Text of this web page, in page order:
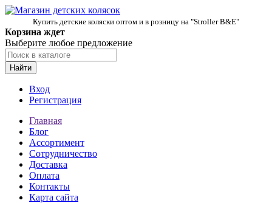
Купить детские коляски оптом и в розницу на "Stroller B&E"
Корзина ждет
Выберите любое предложение
Найти
Вход
Регистрация
Главная
Блог
Ассортимент
Сотрудничество
Доставка
Оплата
Контакты
Карта сайта